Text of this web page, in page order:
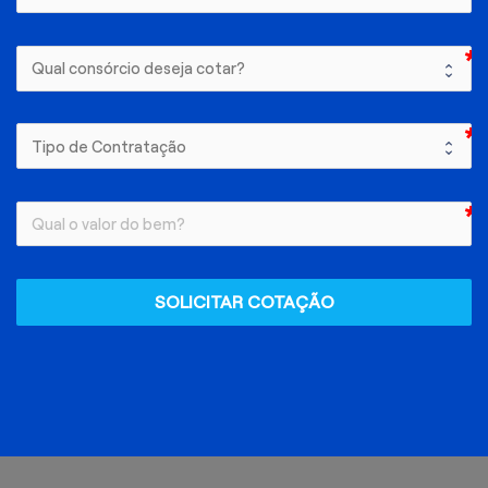
SOLICITAR COTAÇÃO